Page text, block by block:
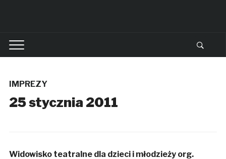
IMPREZY
25 stycznia 2011
Widowisko teatralne dla dzieci i młodzieży org.